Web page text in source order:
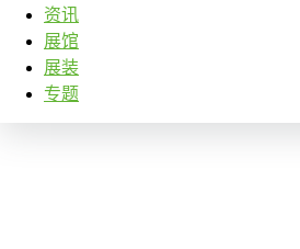
资讯
展馆
展装
专题